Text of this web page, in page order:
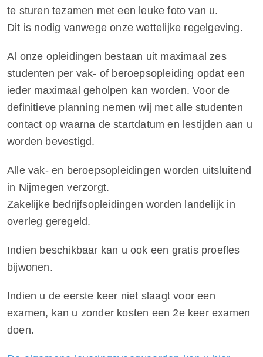
te sturen tezamen met een leuke foto van u.
Dit is nodig vanwege onze wettelijke regelgeving.
Al onze opleidingen bestaan uit maximaal zes
studenten per vak- of beroepsopleiding opdat een
ieder maximaal geholpen kan worden. Voor de
definitieve planning nemen wij met alle studenten
contact op waarna de startdatum en lestijden aan u
worden bevestigd.
Alle vak- en beroepsopleidingen worden uitsluitend
in Nijmegen verzorgt.
Zakelijke bedrijfsopleidingen worden landelijk in
overleg geregeld.
Indien beschikbaar kan u ook een gratis proefles
bijwonen.
Indien u de eerste keer niet slaagt voor een
examen, kan u zonder kosten een 2e keer examen
doen.